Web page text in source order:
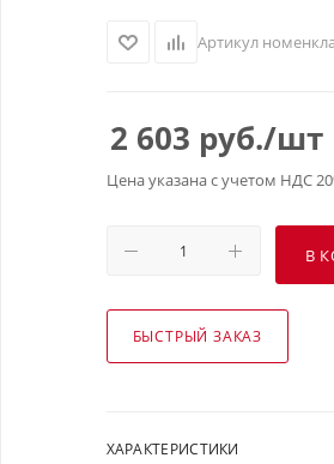
Артикул
2 603 руб./шт
Цена указана с учетом НДС
В
БЫСТРЫЙ ЗАКАЗ
ХАРАКТЕРИСТИКИ